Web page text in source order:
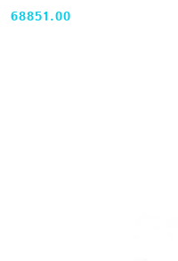
Cena:
68851.00